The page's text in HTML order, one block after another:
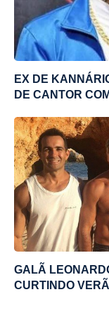
EX DE
DE CANTOR
GALÃ
CURTINDO